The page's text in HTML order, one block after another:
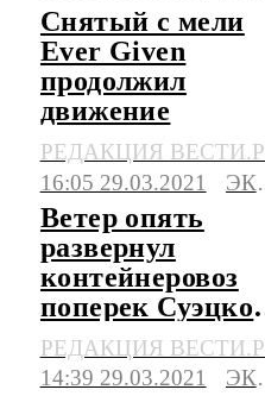
Снятый с мели
Ever Given
продолжил
движение
РЕДАКЦИЯ
16:05 29.03.2021
Ветер опять
развернул
контейнеровоз
поперек
канала
РЕДАКЦИЯ
14:39 29.03.2021